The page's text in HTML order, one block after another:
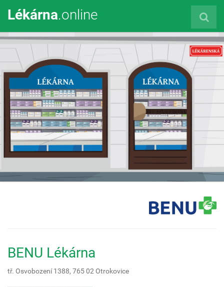
Lékárna.online
BENU Lékárna
tř. Osvobození 1388, 765 02 Otrokovice